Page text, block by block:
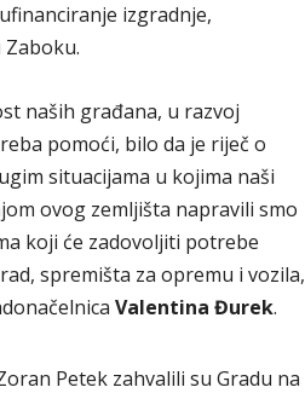
izgradnje,
naših građana, u razvoj
pomoći, bilo da je riječ o
situacijama u kojima naši
ovog zemljišta napravili smo
koji će zadovoljiti potrebe
spremišta za opremu i vozila,
Valentina Đurek.
Petek zahvalili su Gradu na